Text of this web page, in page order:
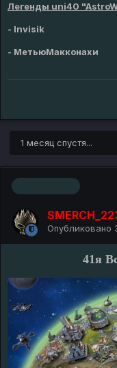
Легенды uni40
- Invisik
- МетьюМакконахи
1 месяц спустя...
Опубликовано
41я